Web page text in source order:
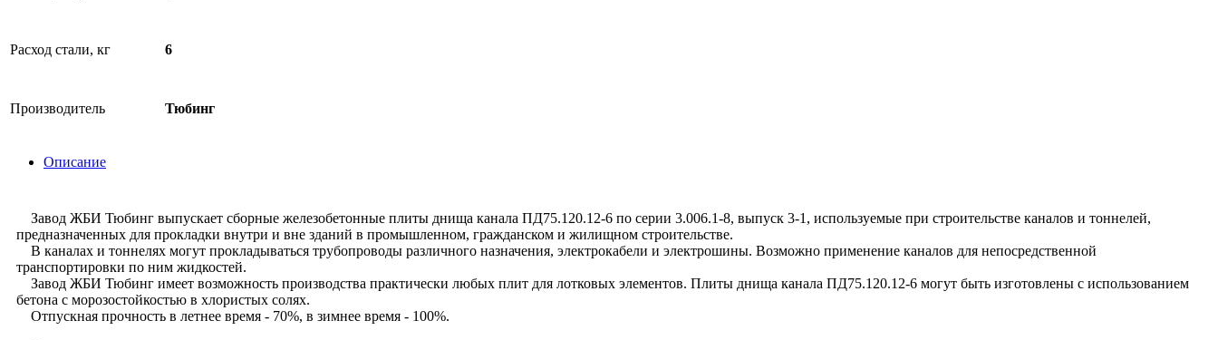
Расход стали, кг 6
Производитель Тюбинг
Описание
Завод ЖБИ Тюбинг выпускает сборные железобетонные плиты днища канала ПД75.120.12-6 по серии 3.006.1-8, выпуск 3-1, используемые при строительстве каналов и тоннелей,
предназначенных для прокладки внутри и вне зданий в промышленном, гражданском и жилищном строительстве.
В каналах и тоннелях могут прокладываться трубопроводы различного назначения, электрокабели и электрошины. Возможно применение каналов для непосредственной
транспортировки по ним жидкостей.
Завод ЖБИ Тюбинг имеет возможность производства практически любых плит для лотковых элементов. Плиты днища канала ПД75.120.12-6 могут быть изготовлены с использованием
бетона с морозостойкостью в хлористых солях.
Отпускная прочность в летнее время - 70%, в зимнее время - 100%.